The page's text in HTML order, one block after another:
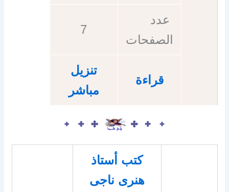
عدد
الصفحات
7
قراءة
تنزيل
مباشر
كتب أستاذ
هنرى ناجى